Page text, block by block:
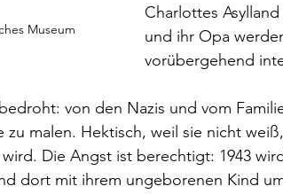
Museum
Charlottes
und ihr Opa
vorübergehend
von den Nazis und vom
malen. Hektisch, weil sie nicht
Die Angst ist berechtigt: 1943
dort mit ihrem ungeborenen Kind